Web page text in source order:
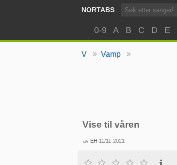
NORTABS
0-9 A B C D E
V » Vamp »
Vise til våren
av EH 11/11-2021